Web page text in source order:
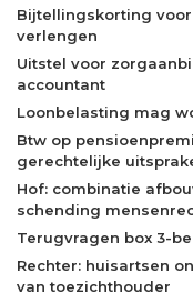
Bijtellingskorting
verlengen
Uitstel voor
accountant
Loonbelasting mag
Btw op
gerechtelijke
Hof: combinatie
schending
Terugvragen box 3-
Rechter: huisartsen
van toezichthouder